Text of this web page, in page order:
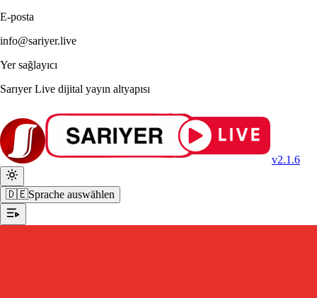
E-posta
info@sariyer.live
Yer sağlayıcı
Sarıyer Live dijital yayın altyapısı
v2.1.6
🇩🇪Sprache auswählen